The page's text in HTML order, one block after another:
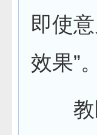
即使
效果”。
教区